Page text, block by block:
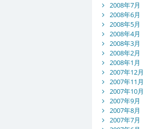
2008年7月
2008年6月
2008年5月
2008年4月
2008年3月
2008年2月
2008年1月
2007年12月
2007年11月
2007年10月
2007年9月
2007年8月
2007年7月